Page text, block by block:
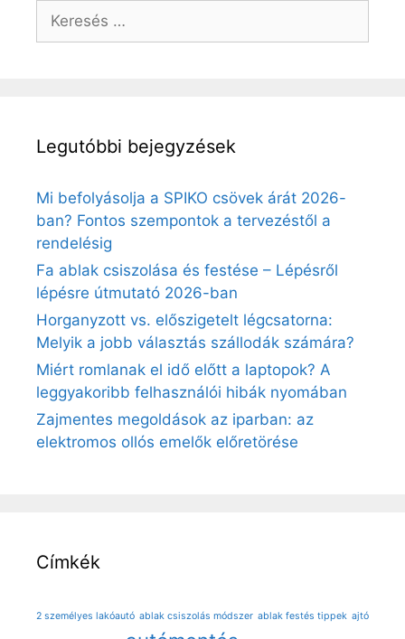
Keresés:
Legutóbbi bejegyzések
Mi befolyásolja a SPIKO csövek árát 2026-
ban? Fontos szempontok a tervezéstől a
rendelésig
Fa ablak csiszolása és festése – Lépésről
lépésre útmutató 2026-ban
Horganyzott vs. előszigetelt légcsatorna:
Melyik a jobb választás szállodák számára?
Miért romlanak el idő előtt a laptopok? A
leggyakoribb felhasználói hibák nyomában
Zajmentes megoldások az iparban: az
elektromos ollós emelők előretörése
Címkék
2 személyes lakóautó ablak csiszolás módszer ablak festés tippek ajtó